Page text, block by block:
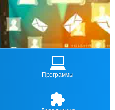
Программы